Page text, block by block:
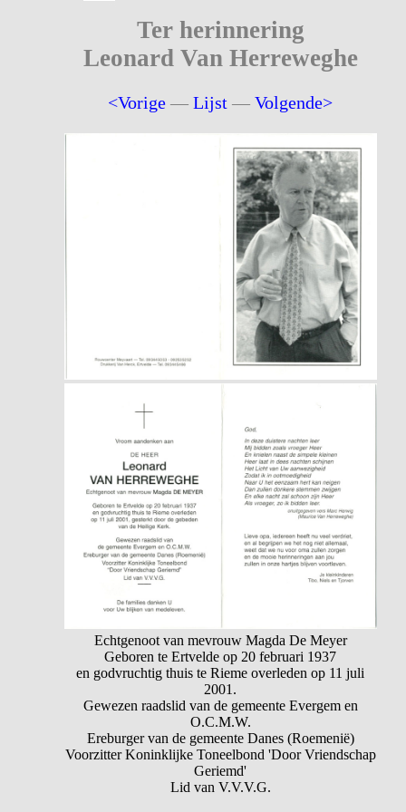
Ter herinnering
Leonard Van Herreweghe
<Vorige —Lijst —Volgende>
Echtgenoot van mevrouw Magda De Meyer
Geboren te Ertvelde op 20 februari 1937
en godvruchtig thuis te Rieme overleden op 11 juli
2001.
Gewezen raadslid van de gemeente Evergem en
O.C.M.W.
Ereburger van de gemeente Danes (Roemenië)
Voorzitter Koninklijke Toneelbond 'Door Vriendschap
Geriemd'
Lid van V.V.V.G.